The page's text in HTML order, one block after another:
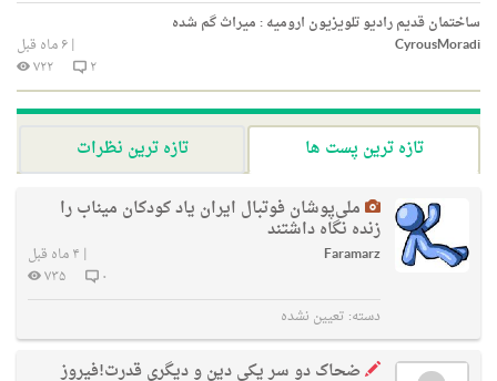
ساختمان قدیم رادیو تلویزیون ارومیه : میراث گم شده
CyrousMoradi
|۶ ماه قبل
۲
۷۲۲
تازه ترین پست ها
تازه ترین نظرات
ملی‌پوشان فوتبال ایران یاد کودکان میناب را
زنده نگاه داشتند
Faramarz
| ۴ ماه قبل
۰
۷۳۵
دسته: تعیین نشده
ضحاک دو سر یکی دین و دیگری قدرت!فیروز